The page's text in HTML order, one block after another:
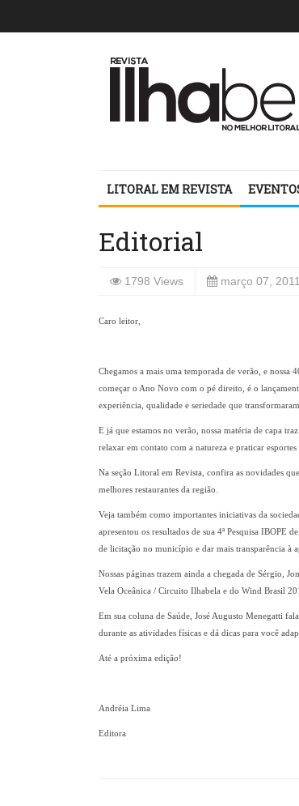
LITORAL EM REVISTA
Editorial
1798 Views março 07, 2011
Caro leitor,
Chegamos a mais uma temporada de verão, e nossa
começar o Ano Novo com o pé direito, é o
experiência, qualidade e seriedade que
E já que estamos no verão, nossa matéria de capa
relaxar em contato com a natureza e praticar
Na seção Litoral em Revista, confira as novidades
melhores restaurantes da região.
Veja também como importantes iniciativas da
apresentou os resultados de sua 4ª Pesquisa IBOPE
de licitação no município e dar mais transparência à
Nossas páginas trazem ainda a chegada de Sérgio,
Vela Oceânica / Circuito Ilhabela e do Wind Brasil
Em sua coluna de Saúde, José Augusto Menegatti
durante as atividades físicas e dá dicas para você
Até a próxima edição!
Andréia Lima
Editora